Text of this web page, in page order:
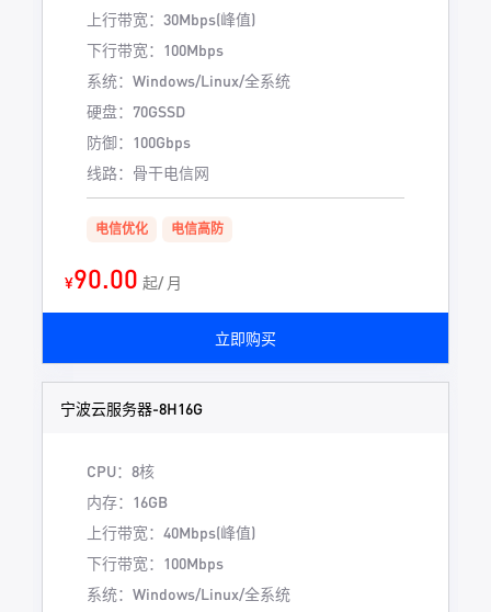
上行带宽：30Mbps(峰值)
下行带宽：100Mbps
系统：Windows/Linux/全系统
硬盘：70GSSD
防御：100Gbps
线路：骨干电信网
电信优化 电信高防
¥90.00 起/ 月
立即购买
宁波云服务器-8H16G
CPU：8核
内存：16GB
上行带宽：40Mbps(峰值)
下行带宽：100Mbps
系统：Windows/Linux/全系统